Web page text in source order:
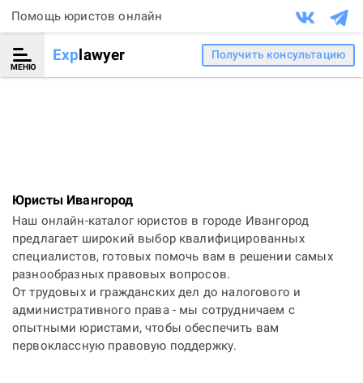
Помощь юристов онлайн
МЕНЮ
Explawyer Получить консультацию
Юристы Ивангород
Наш онлайн-каталог юристов в городе Ивангород
предлагает широкий выбор квалифицированных
специалистов, готовых помочь вам в решении самых
разнообразных правовых вопросов.
От трудовых и гражданских дел до налогового и
административного права - мы сотрудничаем с
опытными юристами, чтобы обеспечить вам
первоклассную правовую поддержку.